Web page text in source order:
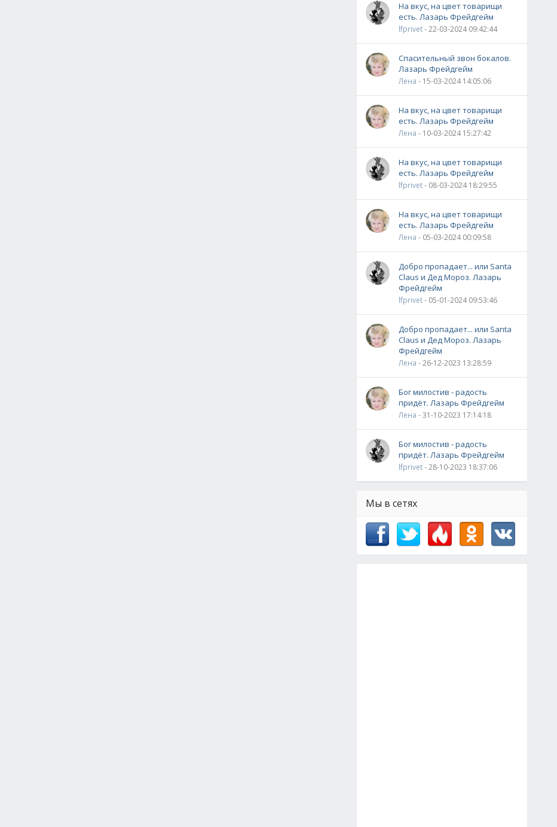
На вкус, на цвет товарищи
есть. Лазарь Фрейдгейм
lfprivet- 22-03-2024 09:42:44
Спасительный звон бокалов.
Лазарь Фрейдгейм
Лена - 15-03-2024 14:05:06
На вкус, на цвет товарищи
есть. Лазарь Фрейдгейм
Лена - 10-03-2024 15:27:42
На вкус, на цвет товарищи
есть. Лазарь Фрейдгейм
lfprivet- 08-03-2024 18:29:55
На вкус, на цвет товарищи
есть. Лазарь Фрейдгейм
Лена - 05-03-2024 00:09:58
Добро пропадает... или Santa
Claus и Дед Мороз. Лазарь
Фрейдгейм
lfprivet- 05-01-2024 09:53:46
Добро пропадает... или Santa
Claus и Дед Мороз. Лазарь
Фрейдгейм
Лена - 26-12-2023 13:28:59
Бог милостив - радость
придёт. Лазарь Фрейдгейм
Лена - 31-10-2023 17:14:18
Бог милостив - радость
придёт. Лазарь Фрейдгейм
lfprivet- 28-10-2023 18:37:06
Мы в сетях